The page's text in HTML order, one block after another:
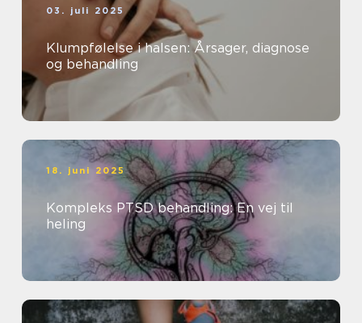
03. juli 2025
Klumpfølelse i halsen: Årsager, diagnose
og behandling
18. juni 2025
Kompleks PTSD behandling: En vej til
heling